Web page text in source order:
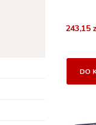
243,15
DO